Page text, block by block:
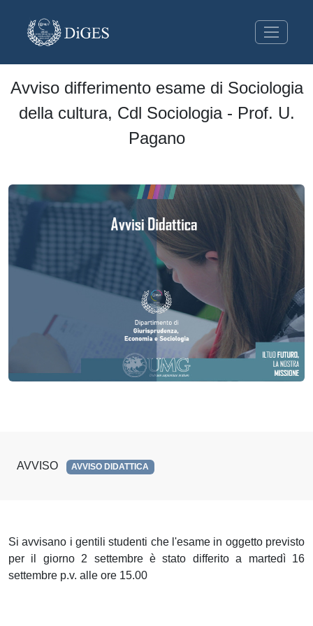
Avviso differimento esame di Sociologia
della cultura, Cdl Sociologia - Prof. U.
Pagano
AVVISO AVVISO DIDATTICA
Si avvisano i gentili studenti che l'esame in oggetto previsto
per il giorno 2 settembre è stato differito a martedì 16
settembre p.v. alle ore 15.00